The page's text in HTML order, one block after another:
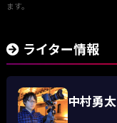
ます。
ライター情報
中村勇太